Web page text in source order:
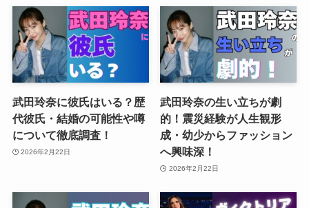
武田玲奈に彼氏はいる？歴
代彼氏・結婚の可能性や噂
について徹底調査！
2026年2月22日
武田玲奈の生い立ちが劇
的！震災経験が人生観形
成・幼少からファッション
へ興味深！
2026年2月22日